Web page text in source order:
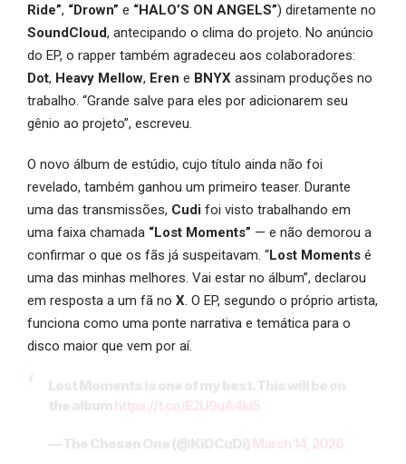
Ride”, “Drown” e “HALO’S ON ANGELS”) diretamente no
SoundCloud, antecipando o clima do projeto. No anúncio
do EP, o rapper também agradeceu aos colaboradores:
Dot, Heavy Mellow, Eren e BNYX assinam produções no
trabalho. “Grande salve para eles por adicionarem seu
gênio ao projeto”, escreveu.
O novo álbum de estúdio, cujo título ainda não foi
revelado, também ganhou um primeiro teaser. Durante
uma das transmissões, Cudi foi visto trabalhando em
uma faixa chamada “Lost Moments” — e não demorou a
confirmar o que os fãs já suspeitavam. “Lost Moments é
uma das minhas melhores. Vai estar no álbum”, declarou
em resposta a um fã no X. O EP, segundo o próprio artista,
funciona como uma ponte narrativa e temática para o
disco maior que vem por aí.
https://t.co/E2U9uA4ki5
March 14, 2026